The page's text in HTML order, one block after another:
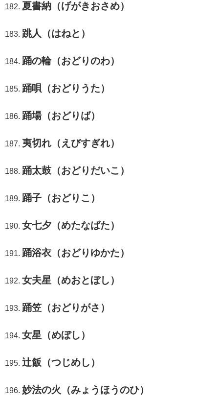
夏書納（げがきおさめ）
跳人（はねと）
踊の輪（おどりのわ）
踊唄（おどりうた）
踊場（おどりば）
夷切れ（えびすぎれ）
踊太鼓（おどりだいこ）
踊子（おどりこ）
女七夕（めたなばた）
踊浴衣（おどりゆかた）
女夫星（めおとぼし）
踊笠（おどりがさ）
女星（めぼし）
辻飯（つじめし）
妙法の火（みょうほうのひ）